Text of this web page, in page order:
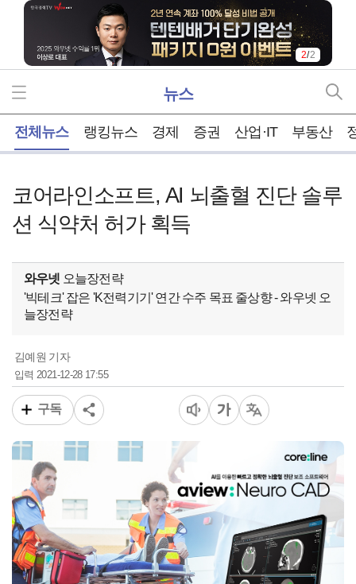
2/2
뉴스
전체뉴스 랭킹뉴스 경제 증권 산업·IT 부동산
코어라인소프트, AI 뇌출혈 진단 솔루
션 식약처 허가 획득
와우넷 오늘장전략
'빅테크' 잡은 'K전력기기' 연간 수주 목표 줄상향 - 와우넷 오
늘장전략
김예원 기자
입력 2021-12-28 17:55
구독